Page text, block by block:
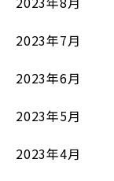
2023年7月
2023年6月
2023年5月
2023年4月